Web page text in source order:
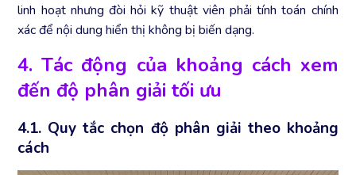
linh hoạt nhưng đòi hỏi kỹ thuật viên phải tính toán chính
xác để nội dung hiển thị không bị biến dạng.
4. Tác động của khoảng cách xem
đến độ phân giải tối ưu
4.1. Quy tắc chọn độ phân giải theo khoảng
cách